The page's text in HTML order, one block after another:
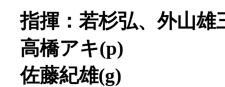
指揮：若杉弘、外山雄
高橋アキ(p)
佐藤紀雄(g)